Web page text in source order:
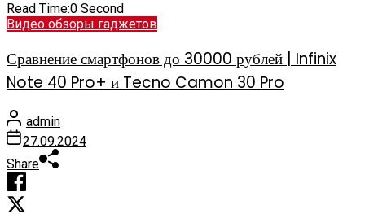
Read Time:0 Second
Видео обзоры гаджетов
Сравнение смартфонов до 30000 рублей | Infinix
Note 40 Pro+ и Tecno Camon 30 Pro
admin
27.09.2024
Share